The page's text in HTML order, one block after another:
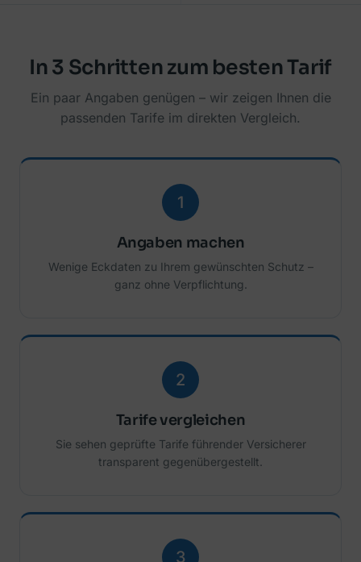
In 3 Schritten zum besten Tarif
Ein paar Angaben genügen – wir zeigen Ihnen die
passenden Tarife im direkten Vergleich.
1
Angaben machen
Wenige Eckdaten zu Ihrem gewünschten Schutz –
ganz ohne Verpflichtung.
2
Tarife vergleichen
Sie sehen geprüfte Tarife führender Versicherer
transparent gegenübergestellt.
3